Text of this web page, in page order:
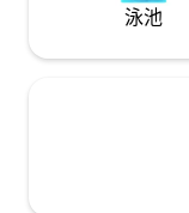
泳池